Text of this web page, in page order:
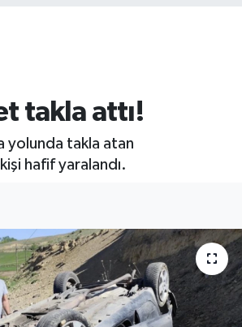
takla attı!
yolunda takla atan
hafif yaralandı.